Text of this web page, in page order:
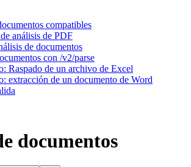
compatibles
análisis de PDF
de documentos
con /v2/parse
Raspado de un archivo de Excel
extracción de un documento de Word
documentos